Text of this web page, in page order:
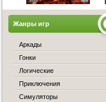
Жанры игр
Аркады
Гонки
Логические
Приключения
Симуляторы